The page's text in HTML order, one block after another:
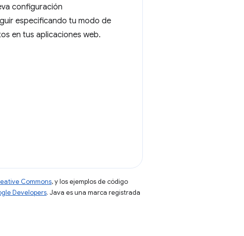
configuración
especificando tu modo de
en tus aplicaciones web.
Commons, y los ejemplos de código
Developers. Java es una marca registrada